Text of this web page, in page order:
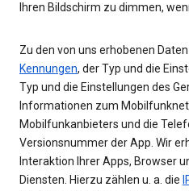
Ihren Bildschirm zu dimmen,
Zu den von uns erhobenen
Kennungen, der Typ und die
Typ und die Einstellungen des
Informationen zum
Mobilfunkanbieters und die
Versionsnummer der App. Wir
Interaktion Ihrer Apps, Browser
Diensten. Hierzu zählen u. a. die